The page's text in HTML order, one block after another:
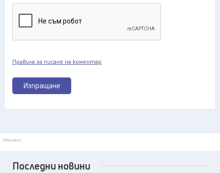
Изпращане
Правила за писане на коментар
Реклама
Последни новини